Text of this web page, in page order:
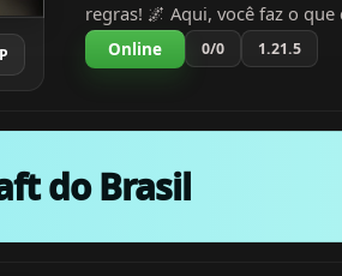
regras! 🌌 Aqui, você faz o que
construa, explore, ataque, ou
cause o caos. Não há limites,
Online 0/0 1.21.5
do Brasil